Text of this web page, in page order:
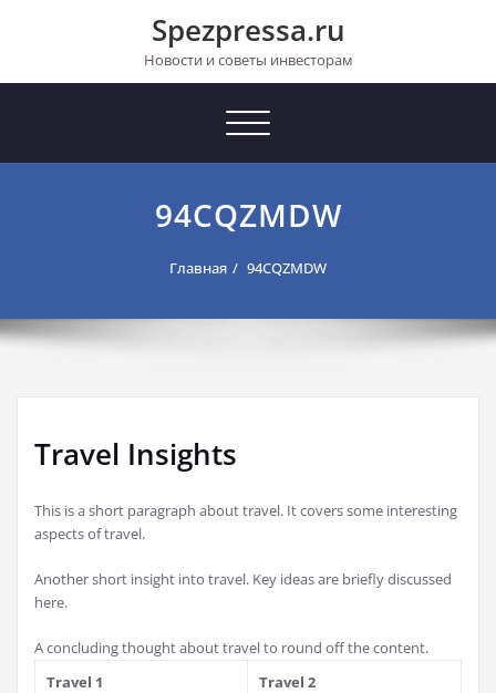
Spezpressa.ru
Новости и советы инвесторам
Toggle
94CQZMDW
Главная 94CQZMDW
Travel Insights
This is a short paragraph about travel. It covers some interesting
aspects of travel.
Another short insight into travel. Key ideas are briefly discussed
here.
A concluding thought about travel to round off the content.
Travel 1
Travel 2